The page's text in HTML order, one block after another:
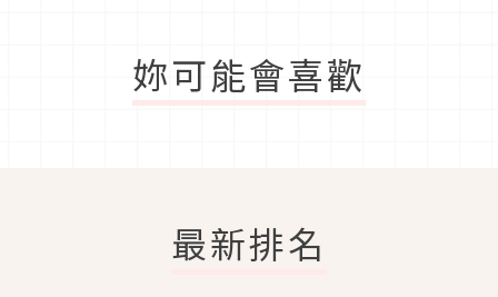
妳可能會喜歡
最新排名